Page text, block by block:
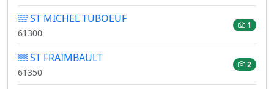
ST MICHEL TUBOEUF
61300
1
ST FRAIMBAULT
61350
2